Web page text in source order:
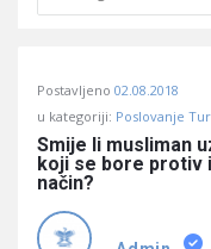
Učene
Latest
Pitanja
Postavljeno 02.08.2018
u kategoriji: Poslovanje
Smije li musliman
koji se bore protiv
način?